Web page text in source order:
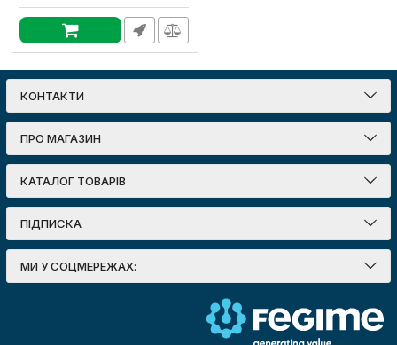
КОНТАКТИ
ПРО МАГАЗИН
КАТАЛОГ ТОВАРІВ
ПІДПИСКА
МИ У СОЦМЕРЕЖАХ: